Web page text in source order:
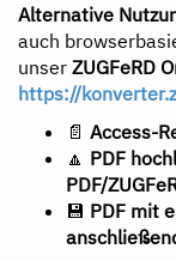
Alternative
auch
unser ZUGFeRD
https://
📄 Access-
🔼 PDF
PDF/
💾 PDF mit